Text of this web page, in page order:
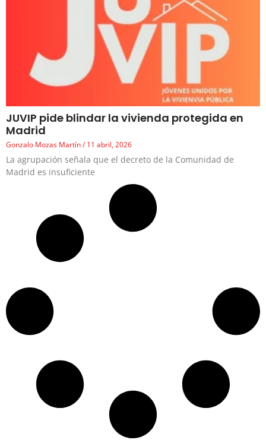
JUVIP pide blindar la vivienda protegida en
Madrid
Gonzalo Mozas Martín 11 abril, 2026
La agrupación señala que el decreto de la Comunidad de
Madrid es insuficiente